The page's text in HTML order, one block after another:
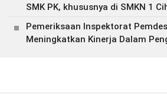
SMK PK, khususnya di SMKN 1
Pemeriksaan Inspektorat
Meningkatkan Kinerja Dalam